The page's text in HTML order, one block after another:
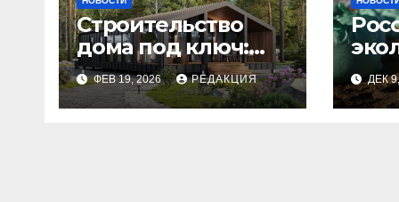
Строительство
дома под ключ:
этапы и
планирование
бюджета
ФЕВ 19, 2026 РЕДАКЦИЯ ДЕК